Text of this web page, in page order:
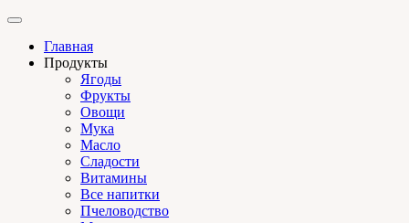
Главная
Продукты
Ягоды
Фрукты
Овощи
Мука
Масло
Сладости
Витамины
Все напитки
Пчеловодство